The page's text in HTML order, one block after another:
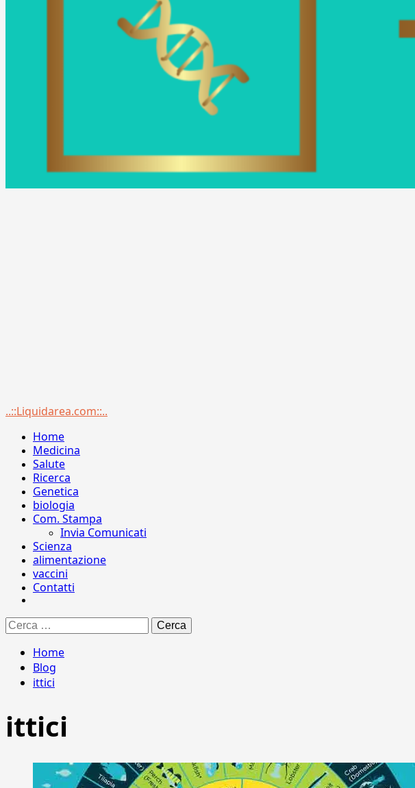
Menu
..::Liquidarea.com::..
Home
Medicina
Salute
Ricerca
Genetica
biologia
Com. Stampa
Invia Comunicati
Scienza
alimentazione
vaccini
Contatti
Ricerca
per:
Home
Blog
ittici
ittici